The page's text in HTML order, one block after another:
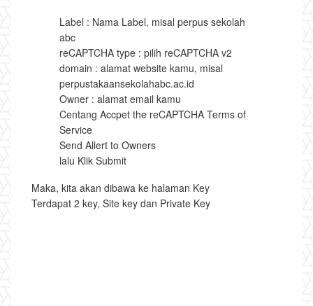
Label : Nama Label, misal perpus sekolah
abc
reCAPTCHA type : pilih reCAPTCHA v2
domain : alamat website kamu, misal
perpustakaansekolahabc.ac.id
Owner : alamat email kamu
Centang Accpet the reCAPTCHA Terms of
Service
Send Allert to Owners
lalu Klik Submit
Maka, kita akan dibawa ke halaman Key
Terdapat 2 key, Site key dan Private Key